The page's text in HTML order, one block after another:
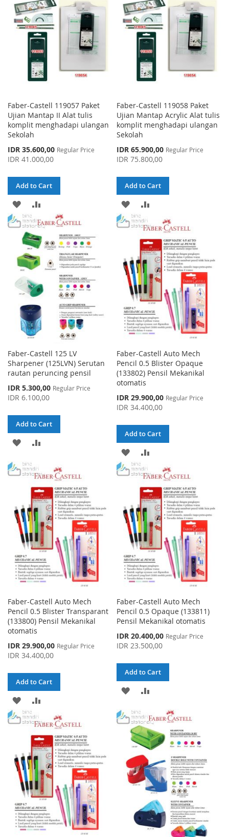
LIST
Faber-Castell 119057 Paket
Ujian Mantap II Alat tulis
komplit menghadapi ulangan
Sekolah
Special
Price
IDR 35.600,00 Regular Price
IDR 41.000,00
Add to Cart
ADD
TO
WISH
LIST
TO
COMPARE
Faber-Castell 119058 Paket
Ujian Mantap Acrylic Alat tulis
komplit menghadapi ulangan
Sekolah
Special
Price
IDR 65.900,00 Regular Price
IDR 75.800,00
Add to Cart
ADD
TO
WISH
LIST
COMPARE
Faber-Castell 125 LV
Sharpener (125LVN) Serutan
rautan peruncing pensil
Special
Price
IDR 5.300,00 Regular Price
IDR 6.100,00
Add to Cart
ADD
WISH
LIST
COMPARE
Faber-Castell Auto Mech
Pencil 0.5 Blister Opaque
(133802) Pensil Mekanikal
otomatis
Special
Price
IDR 29.900,00 Regular Price
IDR 34.400,00
Add to Cart
ADD
TO
WISH
LIST
COMPARE
Faber-Castell Auto Mech
Pencil 0.5 Blister Transparant
(133800) Pensil Mekanikal
otomatis
Special
Price
IDR 29.900,00 Regular Price
IDR 34.400,00
Add to Cart
ADD
TO
WISH
LIST
COMPARE
Faber-Castell Auto Mech
Pencil 0.5 Opaque (133811)
Pensil Mekanikal otomatis
Special
Price
IDR 20.400,00 Regular Price
IDR 23.500,00
Add to Cart
ADD
WISH
LIST
COMPARE